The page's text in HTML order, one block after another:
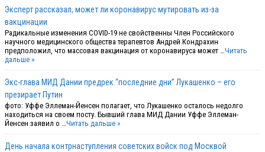
Эксперт рассказал, может ли коронавирус мутировать из-за
вакцинации
Радикальные изменения COVID-19 не свойственны Член Российского
научного медицинского общества терапевтов Андрей Кондрахин
предположил, что массовая вакцинация от коронавируса может …Читать
дальше »
Экс-глава МИД Дании предрек “последние дни” Лукашенко – его
презирает Путин
фото: Уффе Эллеман-Йенсен полагает, что Лукашенко осталось недолго
находиться на своем посту. Бывший глава МИД Дании Уффе Эллеман-
Йенсен заявил о …Читать дальше »
День начала контрнаступления советских войск под Москвой